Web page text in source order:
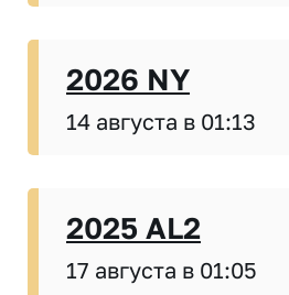
2026 NY
14 августа в 01:13
2025 AL2
17 августа в 01:05